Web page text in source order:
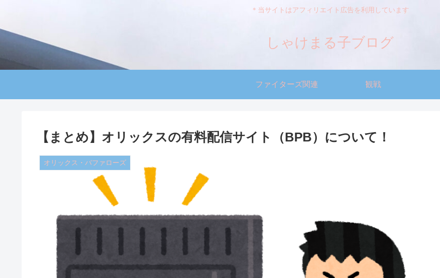
＊当サイトはアフィリエイト広告を利用しています
しゃけまる子ブログ
ファイターズ関連 観戦
【まとめ】オリックスの有料配信サイト（BPB）について！
オリックス・バファローズ